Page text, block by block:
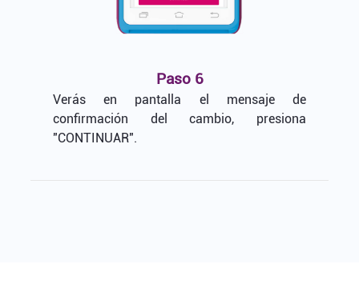
Paso 6
Verás en pantalla el mensaje de
confirmación del cambio, presiona
"CONTINUAR".